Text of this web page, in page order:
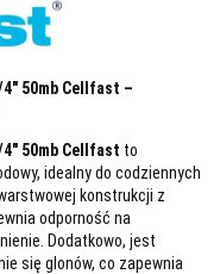
4" 50mb Cellfast –
4" 50mb Cellfast to
idealny do codziennych
konstrukcji z
odporność na
Dodatkowo, jest
się glonów, co zapewnia